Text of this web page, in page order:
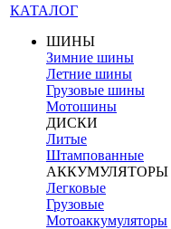
КАТАЛОГ
ШИНЫ
Зимние шины
Летние шины
Грузовые шины
Мотошины
ДИСКИ
Литые
Штампованные
АККУМУЛЯТОРЫ
Легковые
Грузовые
Мотоаккумуляторы